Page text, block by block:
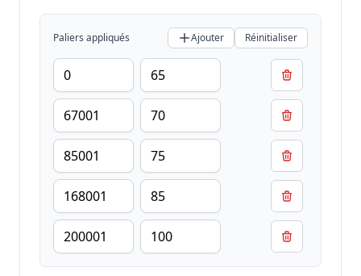
Paliers appliqués Ajouter Réinitialiser